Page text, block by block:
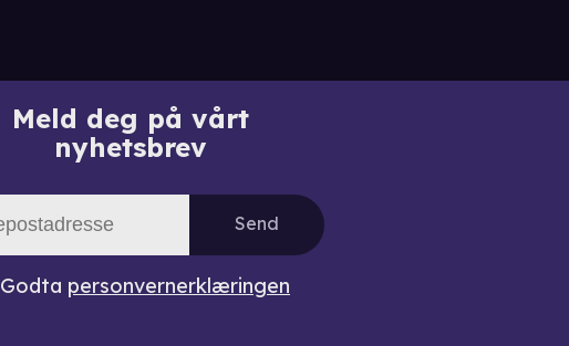
Meld deg på vårt
nyhetsbrev
Send
Godta personvernerklæringen